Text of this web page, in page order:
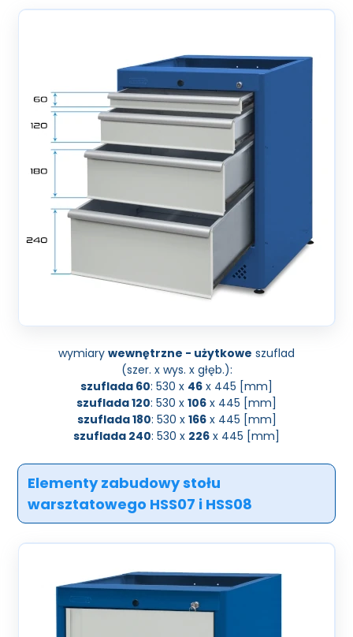
wymiary wewnętrzne - użytkowe szuflad
(szer. x wys. x głęb.):
szuflada 60: 530 x 46 x 445 [mm]
szuflada 120: 530 x 106 x 445 [mm]
szuflada 180: 530 x 166x 445 [mm]
szuflada 240: 530 x 226 x 445 [mm]
Elementy zabudowy stołu
warsztatowego HSS07 i HSS08